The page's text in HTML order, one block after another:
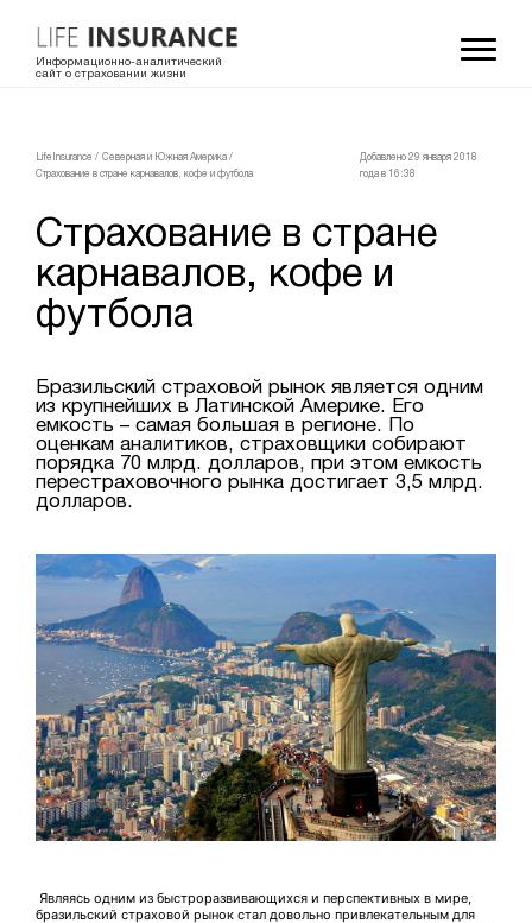
Информационно-аналитический
сайт о страховании жизни
LifeInsurance / Северная и Южная Америка /
Страхование в стране карнавалов, кофе и футбола
Добавлено 29 января 2018
года в 16:38
Страхование в стране
карнавалов, кофе и
футбола
Бразильский страховой рынок является одним
из крупнейших в Латинской Америке. Его
емкость – самая большая в регионе. По
оценкам аналитиков, страховщики собирают
порядка 70 млрд. долларов, при этом емкость
перестраховочного рынка достигает 3,5 млрд.
долларов.
Являясь одним из быстроразвивающихся и перспективных в мире,
бразильский страховой рынок стал довольно привлекательным для